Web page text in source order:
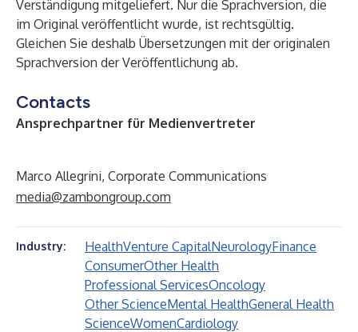
Verständigung mitgeliefert. Nur die Sprachversion, die
im Original veröffentlicht wurde, ist rechtsgültig.
Gleichen Sie deshalb Übersetzungen mit der originalen
Sprachversion der Veröffentlichung ab.
Contacts
Ansprechpartner für Medienvertreter
Marco Allegrini, Corporate Communications
media@zambongroup.com
Industry: HealthVenture CapitalNeurologyFinance
ConsumerOther Health
Professional ServicesOncology
Other ScienceMental HealthGeneral Health
ScienceWomenCardiology